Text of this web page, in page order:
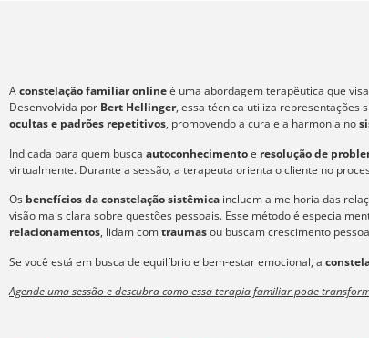
Aconstelação familiar onlineé uma abordagem terapêutica que
Desenvolvida por Bert Hellinger, essa técnica utiliza representações
ocultas e padrões repetitivos, promovendo a cura e a harmonia no
Indicada para quem busca autoconhecimentoe resolução de
virtualmente. Durante a sessão, a terapeuta orienta o cliente no
Os benefícios da constelação sistêmica incluem a melhoria das
visão mais clara sobre questões pessoais. Esse método é
relacionamentos, lidam comtraumasou buscam crescimento
Se você está em busca de equilíbrio e bem-estar emocional, a
Agende uma sessão e descubra como essa terapia familiar pode